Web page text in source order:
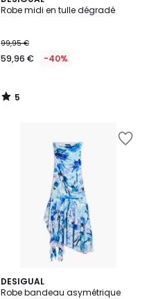
Robe midi en tulle dégradé
99,95 €
59,96 € -40%
/
5
/
DESIGUAL
Robe bandeau asymétrique